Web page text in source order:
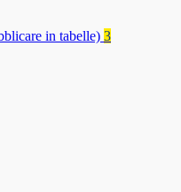
in tabelle) 3